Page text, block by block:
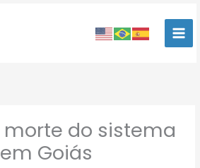
do sistema
Goiás